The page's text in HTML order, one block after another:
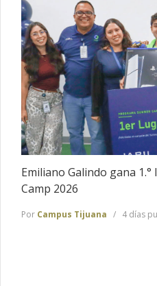
Emiliano Galindo gana
Camp 2026
Por Campus Tijuana 4 días